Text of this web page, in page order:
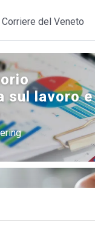
del Veneto
sul lavoro e